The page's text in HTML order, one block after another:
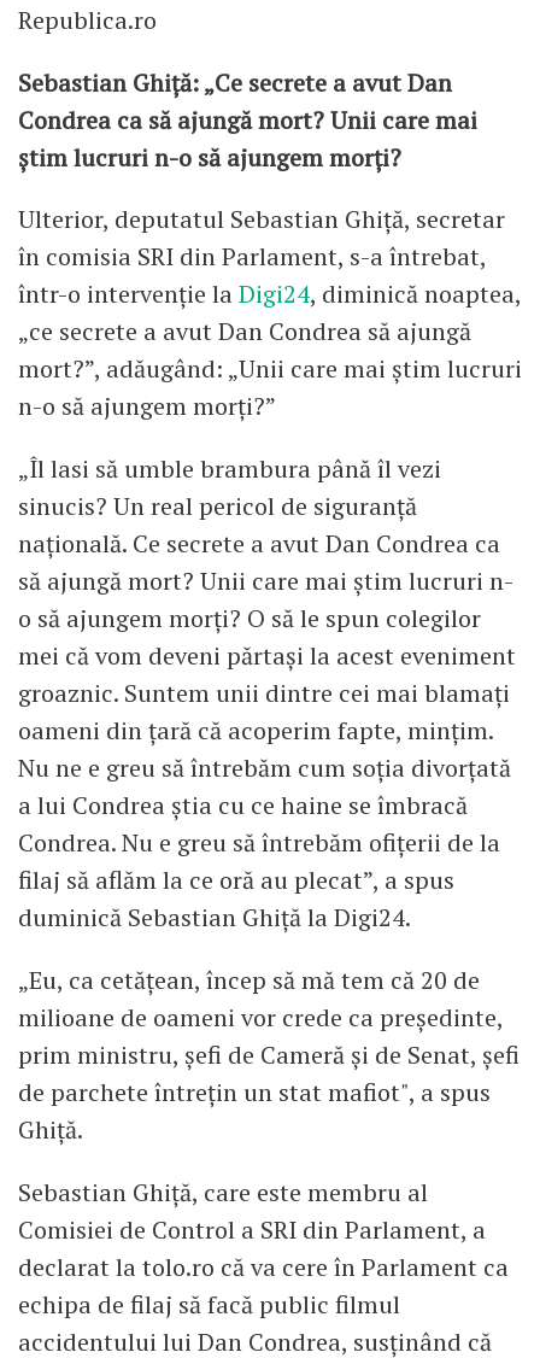
Republica.ro
Sebastian Ghiță: „Ce secrete a avut Dan
Condrea ca să ajungă mort? Unii care mai
știm lucruri n-o să ajungem morți?
Ulterior, deputatul Sebastian Ghiță, secretar
în comisia SRI din Parlament, s-a întrebat,
într-o intervenție laDigi24, diminică noaptea,
„ce secrete a avut Dan Condrea să ajungă
mort?”, adăugând: „Unii care mai știm lucruri
n-o să ajungem morți?”
„Îl lasi să umble brambura până îl vezi
sinucis? Un real pericol de siguranță
națională. Ce secrete a avut Dan Condrea ca
să ajungă mort? Unii care mai știm lucruri n-
o să ajungem morți? O să le spun colegilor
mei că vom deveni părtași la acest eveniment
groaznic. Suntem unii dintre cei mai blamați
oameni din țară că acoperim fapte, mințim.
Nu ne e greu să întrebăm cum soția divorțată
a lui Condrea știa cu ce haine se îmbracă
Condrea. Nu e greu să întrebăm ofițerii de la
filaj să aflăm la ce oră au plecat”, a spus
duminică Sebastian Ghiță la Digi24.
„Eu, ca cetățean, încep să mă tem că 20 de
milioane de oameni vor crede ca președinte,
prim ministru, șefi de Cameră și de Senat, șefi
de parchete întrețin un stat mafiot", a spus
Ghiță.
Sebastian Ghiță, care este membru al
Comisiei de Control a SRI din Parlament, a
declarat la tolo.ro că va cere în Parlament ca
echipa de filaj să facă public filmul
accidentului lui Dan Condrea, susținând că